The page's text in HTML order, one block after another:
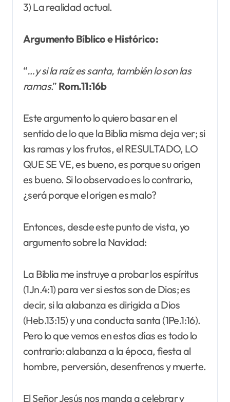
3) La realidad actual.
Argumento Bíblico e Histórico:
“…y si la raíz es santa, también lo son las
ramas.” Rom.11:16b
Este argumento lo quiero basar en el
sentido de lo que la Biblia misma deja ver; si
las ramas y los frutos, el RESULTADO, LO
QUE SE VE, es bueno, es porque su origen
es bueno. Si lo observado es lo contrario,
¿será porque el origen es malo?
Entonces, desde este punto de vista, yo
argumento sobre la Navidad:
La Biblia me instruye a probar los espíritus
(1Jn.4:1) para ver si estos son de Dios; es
decir, si la alabanza es dirigida a Dios
(Heb.13:15) y una conducta santa (1Pe.1:16).
Pero lo que vemos en estos días es todo lo
contrario: alabanza a la época, fiesta al
hombre, perversión, desenfrenos y muerte.
El Señor Jesús nos manda a celebrar y